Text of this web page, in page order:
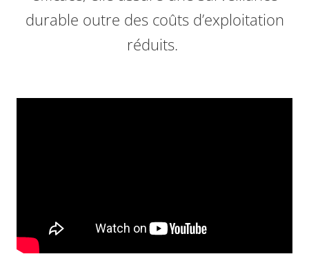
durable outre des coûts d’exploitation
réduits.